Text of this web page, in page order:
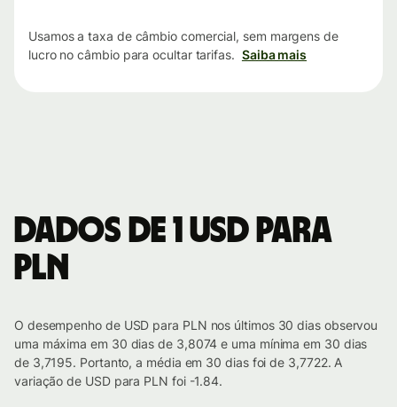
Usamos a taxa de câmbio comercial, sem margens de
lucro no câmbio para ocultar tarifas. Saiba mais
Dados de 1 USD para
PLN
O desempenho de USD para PLN nos últimos 30 dias observou
uma máxima em 30 dias de 3,8074 e uma mínima em 30 dias
de 3,7195. Portanto, a média em 30 dias foi de 3,7722. A
variação de USD para PLN foi -1.84.